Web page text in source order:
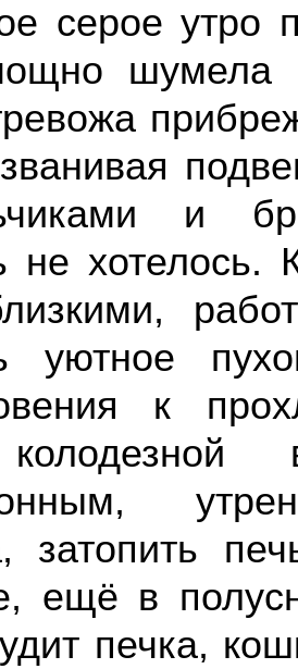
серое утро
шумела
и
не хотелось.
уютное
к
затопить
ещё в
печка,